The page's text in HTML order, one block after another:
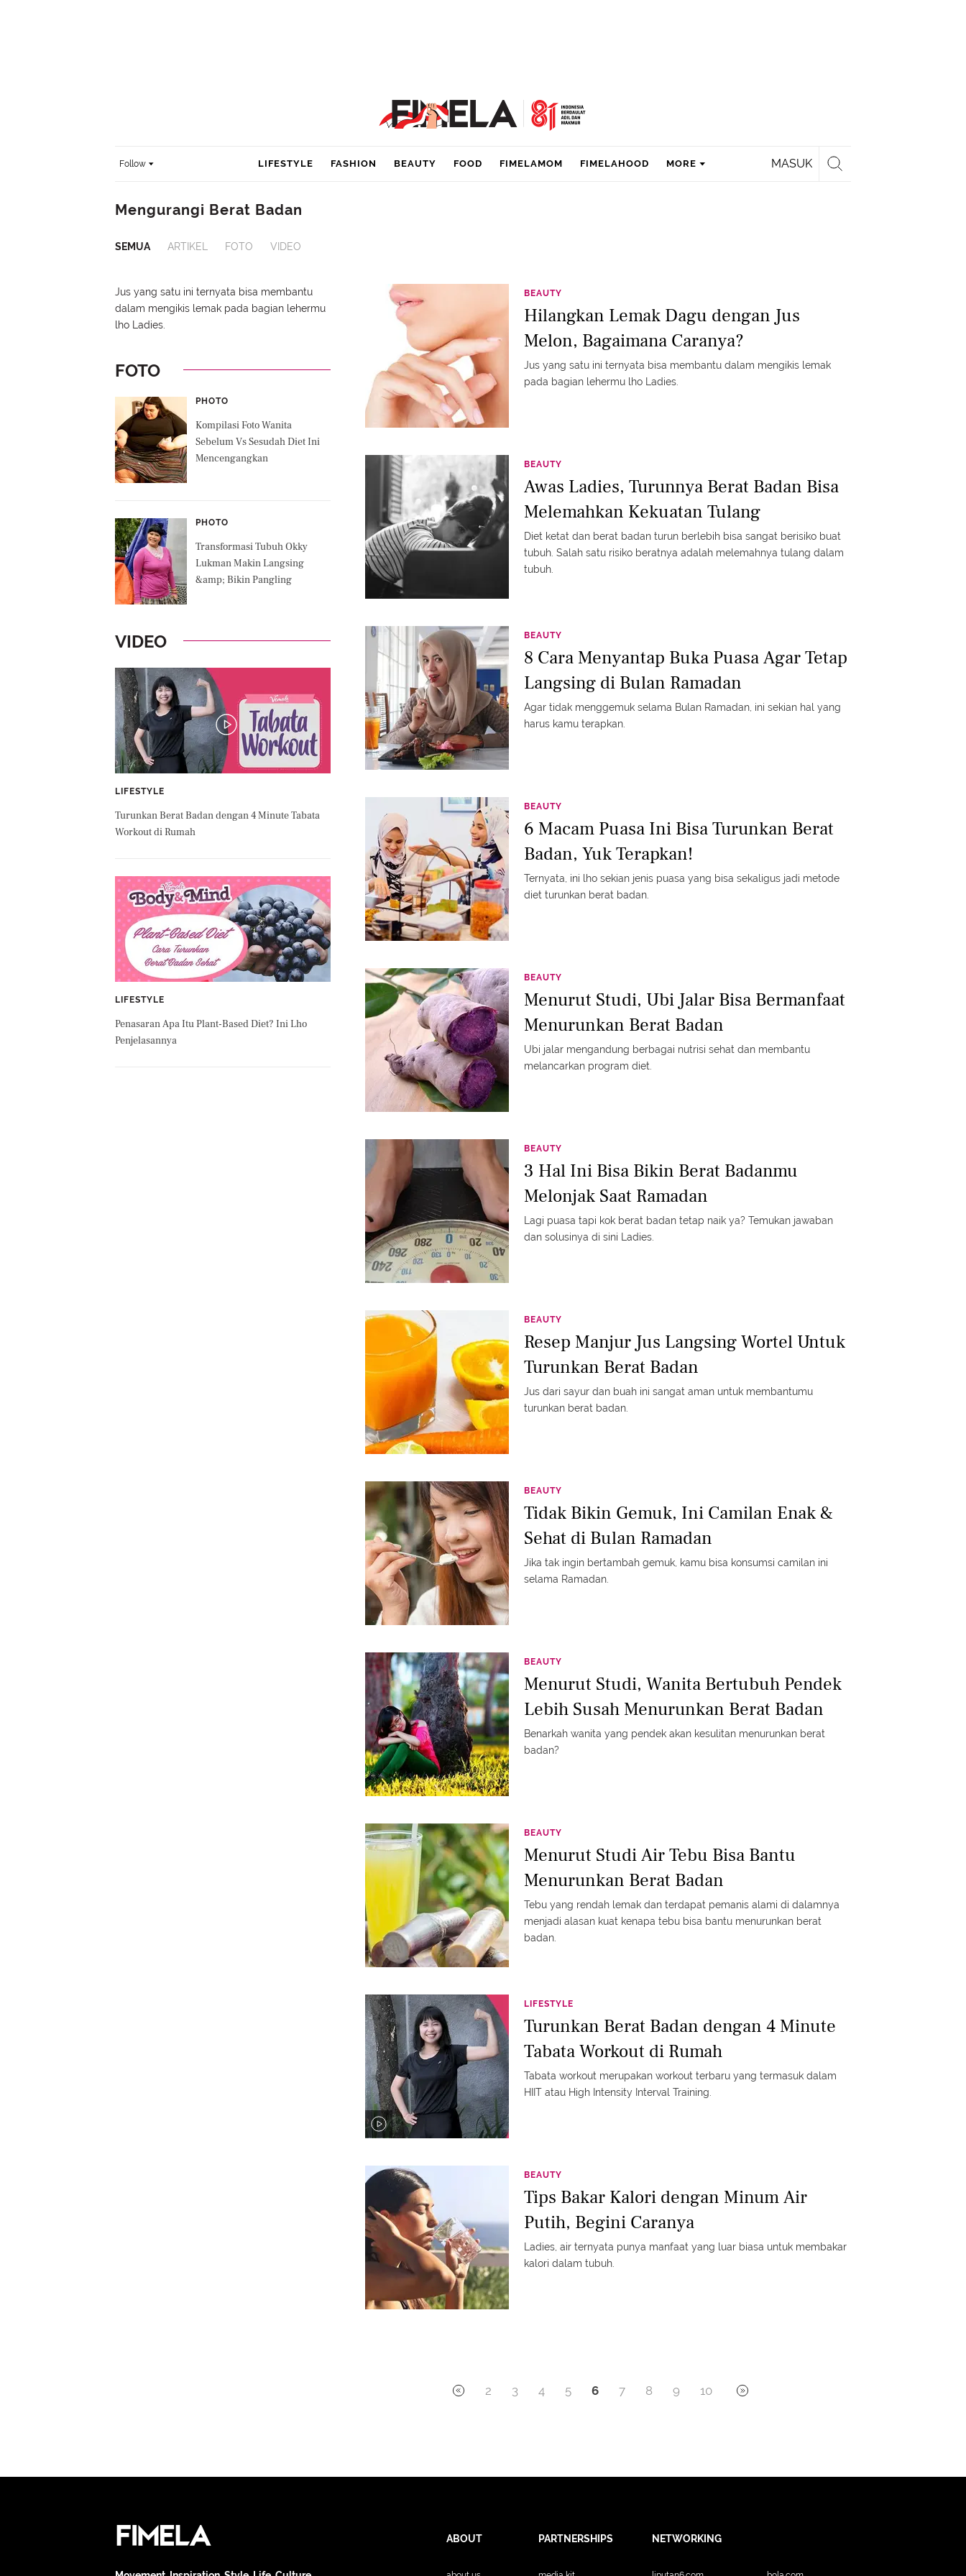
Follow MASUK
LIFESTYLE FASHION BEAUTY FOOD FIMELAMOM FIMELAHOOD MORE
Mengurangi Berat Badan
SEMUA ARTIKEL FOTO VIDEO
Jus yang satu ini ternyata bisa membantu
dalam mengikis lemak pada bagian lehermu
lho Ladies.
FOTO
PHOTO
Kompilasi Foto Wanita
Sebelum Vs Sesudah Diet Ini
Mencengangkan
PHOTO
Transformasi Tubuh Okky
Lukman Makin Langsing
&amp; Bikin Pangling
VIDEO
LIFESTYLE
Turunkan Berat Badan dengan 4 Minute Tabata
Workout di Rumah
LIFESTYLE
Penasaran Apa Itu Plant-Based Diet? Ini Lho
Penjelasannya
BEAUTY
Hilangkan Lemak Dagu dengan Jus
Melon, Bagaimana Caranya?
Jus yang satu ini ternyata bisa membantu dalam mengikis lemak
pada bagian lehermu lho Ladies.
BEAUTY
Awas Ladies, Turunnya Berat Badan Bisa
Melemahkan Kekuatan Tulang
Diet ketat dan berat badan turun berlebih bisa sangat berisiko buat
tubuh. Salah satu risiko beratnya adalah melemahnya tulang dalam
tubuh.
BEAUTY
8 Cara Menyantap Buka Puasa Agar Tetap
Langsing di Bulan Ramadan
Agar tidak menggemuk selama Bulan Ramadan, ini sekian hal yang
harus kamu terapkan.
BEAUTY
6 Macam Puasa Ini Bisa Turunkan Berat
Badan, Yuk Terapkan!
Ternyata, ini lho sekian jenis puasa yang bisa sekaligus jadi metode
diet turunkan berat badan.
BEAUTY
Menurut Studi, Ubi Jalar Bisa Bermanfaat
Menurunkan Berat Badan
Ubi jalar mengandung berbagai nutrisi sehat dan membantu
melancarkan program diet.
BEAUTY
3 Hal Ini Bisa Bikin Berat Badanmu
Melonjak Saat Ramadan
Lagi puasa tapi kok berat badan tetap naik ya? Temukan jawaban
dan solusinya di sini Ladies.
BEAUTY
Resep Manjur Jus Langsing Wortel Untuk
Turunkan Berat Badan
Jus dari sayur dan buah ini sangat aman untuk membantumu
turunkan berat badan.
BEAUTY
Tidak Bikin Gemuk, Ini Camilan Enak &
Sehat di Bulan Ramadan
Jika tak ingin bertambah gemuk, kamu bisa konsumsi camilan ini
selama Ramadan.
BEAUTY
Menurut Studi, Wanita Bertubuh Pendek
Lebih Susah Menurunkan Berat Badan
Benarkah wanita yang pendek akan kesulitan menurunkan berat
badan?
BEAUTY
Menurut Studi Air Tebu Bisa Bantu
Menurunkan Berat Badan
Tebu yang rendah lemak dan terdapat pemanis alami di dalamnya
menjadi alasan kuat kenapa tebu bisa bantu menurunkan berat
badan.
LIFESTYLE
Turunkan Berat Badan dengan 4 Minute
Tabata Workout di Rumah
Tabata workout merupakan workout terbaru yang termasuk dalam
HIIT atau High Intensity Interval Training.
BEAUTY
Tips Bakar Kalori dengan Minum Air
Putih, Begini Caranya
Ladies, air ternyata punya manfaat yang luar biasa untuk membakar
kalori dalam tubuh.
2 3 4 5 6 7 8 9 10
ABOUT PARTNERSHIPS NETWORKING